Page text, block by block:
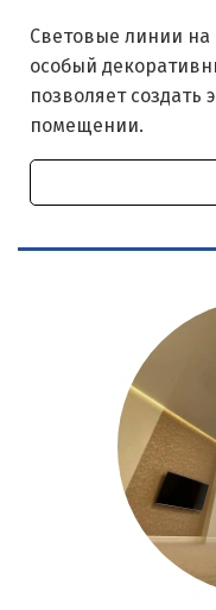
Световые линии на
особый
позволяет
помещении.